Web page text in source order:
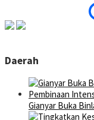
Daerah
Gianyar Buka